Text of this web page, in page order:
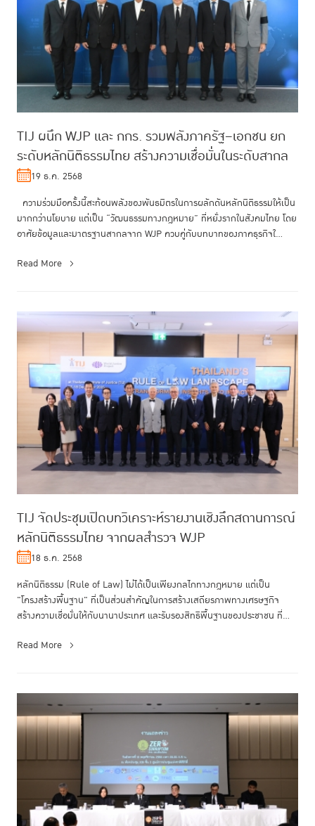
TIJ ผนึก WJP และ กกร. รวมพลังภาครัฐ–เอกชน ยก
ระดับหลักนิติธรรมไทย สร้างความเชื่อมั่นในระดับสากล
19 ธ.ค. 2568
ความร่วมมือครั้งนี้สะท้อนพลังของพันธมิตรในการผลักดันหลักนิติธรรมให้เป็น
มากกว่านโยบาย แต่เป็น “วัฒนธรรมทางกฎหมาย” ที่หยั่งรากในสังคมไทย โดย
อาศัยข้อมูลและมาตรฐานสากลจาก WJP ควบคู่กับบทบาทของภาคธุรกิจใ...
Read More
TIJ จัดประชุมเปิดบทวิเคราะห์รายงานเชิงลึกสถานการณ์
หลักนิติธรรมไทย จากผลสำรวจ WJP
18 ธ.ค. 2568
หลักนิติธรรม (Rule of Law) ไม่ได้เป็นเพียงกลไกทางกฎหมาย แต่เป็น
"โครงสร้างพื้นฐาน" ที่เป็นส่วนสำคัญในการสร้างเสถียรภาพทางเศรษฐกิจ
สร้างความเชื่อมั่นให้กับนานาประเทศ และรับรองสิทธิพื้นฐานของประชาชน ที่...
Read More